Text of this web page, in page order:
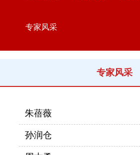
专家风采
专家风采
朱蓓薇
孙润仓